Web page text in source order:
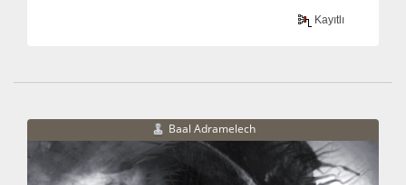
Kayıtlı
Baal Adramelech